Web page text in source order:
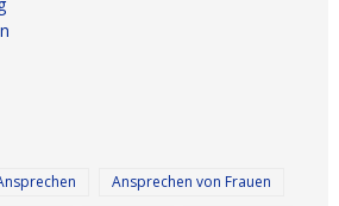
Ansprechen von Frauen